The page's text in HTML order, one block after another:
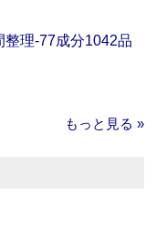
整理‐77成分1042品
もっと見る »